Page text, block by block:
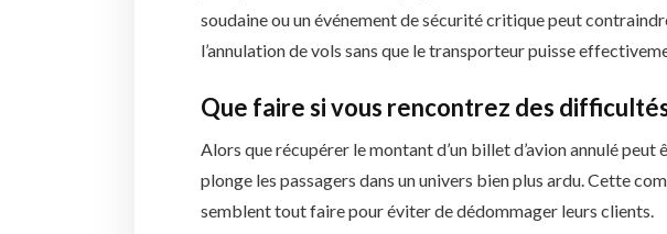
soudaine ou un événement de sécurité critique peut
l’annulation de vols sans que le transporteur puisse
Que faire si vous rencontrez des
Alors que récupérer le montant d’un billet d’avion annulé
plonge les passagers dans un univers bien plus ardu. Cette
semblent tout faire pour éviter de dédommager leurs clients.